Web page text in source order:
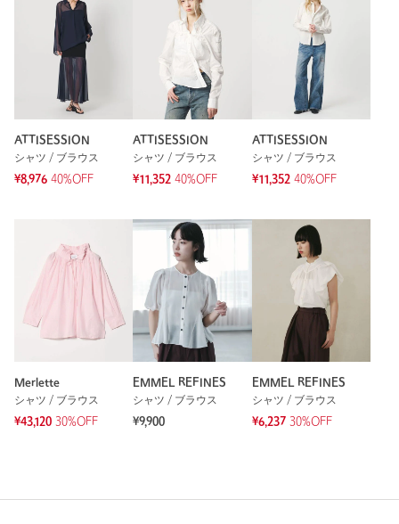
ATTISESSION
シャツ / ブラウス
¥8,976 40%OFF
ATTISESSION
シャツ / ブラウス
¥11,352 40%OFF
ATTISESSION
シャツ / ブラウス
¥11,352 40%OFF
Merlette
シャツ / ブラウス
¥43,120 30%OFF
EMMEL REFINES
シャツ / ブラウス
¥9,900
EMMEL REFINES
シャツ / ブラウス
¥6,237 30%OFF